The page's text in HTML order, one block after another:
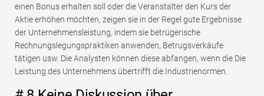
einen Bonus erhalten soll oder die Veranstalter den Kurs der
Aktie erhöhen möchten, zeigen sie in der Regel gute Ergebnisse
der Unternehmensleistung, indem sie betrügerische
Rechnungslegungspraktiken anwenden, Betrugsverkäufe
tätigen usw. Die Analysten können diese abfangen, wenn die Die
Leistung des Unternehmens übertrifft die Industrienormen.